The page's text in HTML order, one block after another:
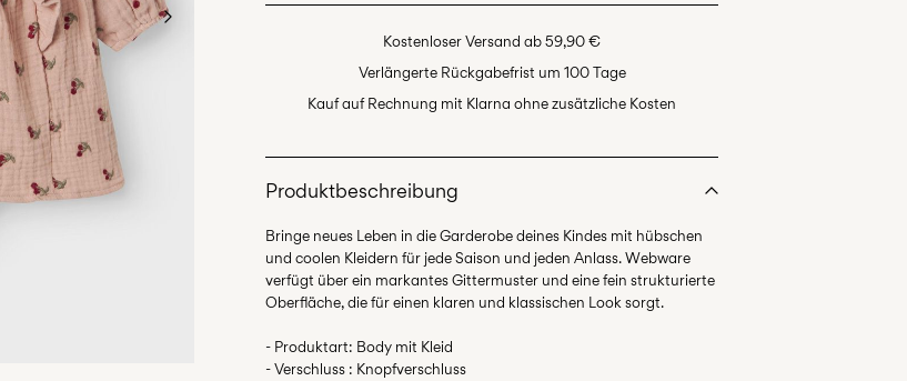
Kostenloser Versand ab 59,90 €
Verlängerte Rückgabefrist um 100 Tage
Kauf auf Rechnung mit Klarna ohne zusätzliche Kosten
Produktbeschreibung
Bringe neues Leben in die Garderobe deines Kindes mit hübschen
und coolen Kleidern für jede Saison und jeden Anlass. Webware
verfügt über ein markantes Gittermuster und eine fein strukturierte
Oberfläche, die für einen klaren und klassischen Look sorgt.
- Produktart: Body mit Kleid
- Verschluss : Knopfverschluss